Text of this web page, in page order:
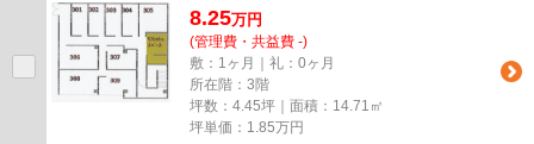
8.25万円
(管理費・共益費 -)
敷：1ヶ月｜礼：0ヶ月
所在階：3階
坪数：4.45坪｜面積：14.71㎡
坪単価： 1.85万円